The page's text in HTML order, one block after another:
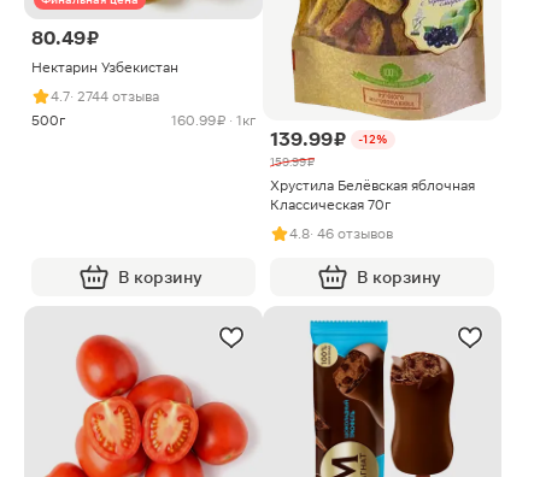
80.49 ₽
Нектарин Узбекистан
4.7· 2744 отзыва
500г
160.99 ₽ · 1кг
В корзину
139.99 ₽
-12%
159.99 ₽
Хрустила Белёвская яблочная
Классическая 70г
4.8· 46 отзывов
В корзину